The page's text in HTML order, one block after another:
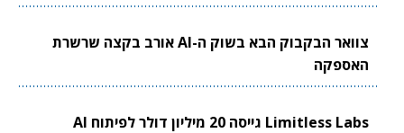
צוואר הבקבוק הבא בשוק ה-AI אורב בקצה שרשרת
האספקה
Limitless Labs גייסה 20 מיליון דולר לפיתוח AI